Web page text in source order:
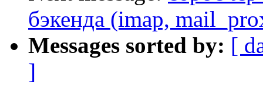
бэкенда (imap,
Messages sorted by: [
]